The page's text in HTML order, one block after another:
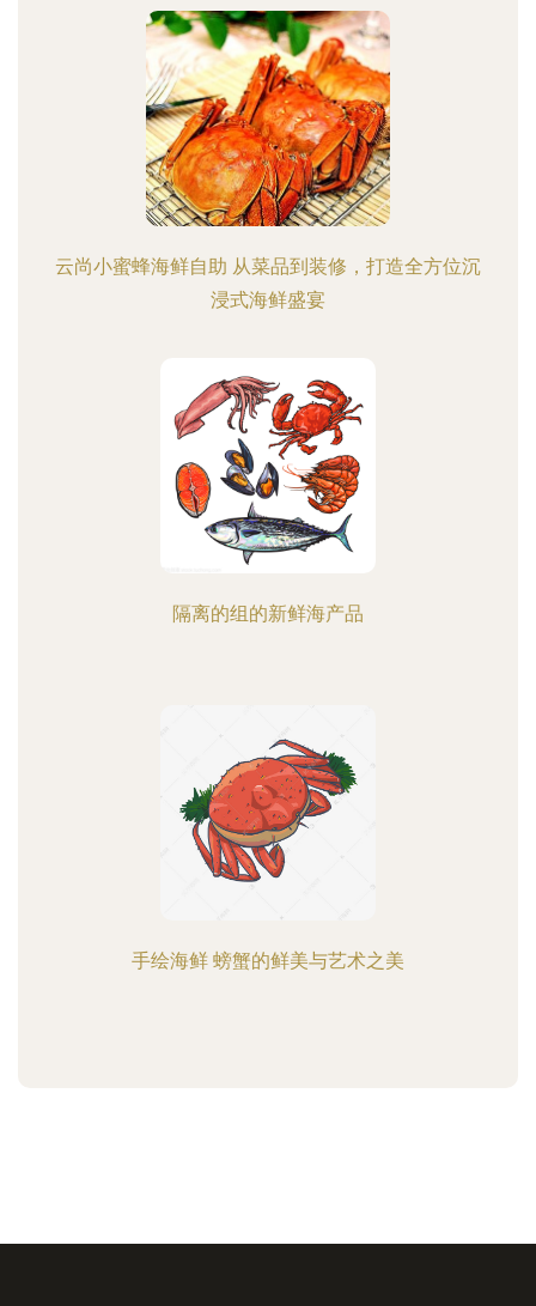
云尚小蜜蜂海鲜自助 从菜品到装修，打造全方位沉
浸式海鲜盛宴
隔离的组的新鲜海产品
手绘海鲜 螃蟹的鲜美与艺术之美